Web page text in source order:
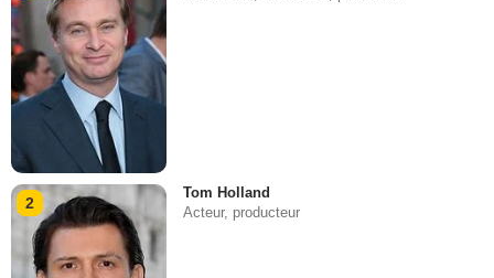
2
Tom Holland
Acteur, producteur